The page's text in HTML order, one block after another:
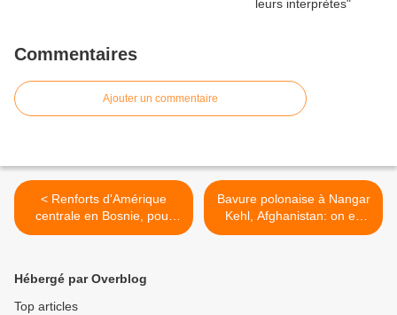
Commentaires
Ajouter un commentaire
< Renforts d'Amérique
centrale en Bosnie, pour
l'opération militaire Althea
Bavure polonaise à Nangar
Kehl, Afghanistan: on en
sait plus! >
Hébergé par Overblog
Top articles